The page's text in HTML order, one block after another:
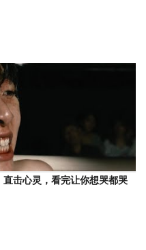
直击心灵，看完让你想哭都哭